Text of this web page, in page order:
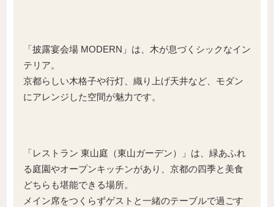
「披露宴会場 MODERN」は、木が息づくシックなイン
テリア。
京都らしい木格子や行灯、織り上げ天井など、モダン
にアレンジした空間が魅力です。
「レストラン 東山庭（東山ガーデン）」は、緑あふれ
る庭園やオープンキッチンがあり、京都の四季と美食
どちらも堪能できる場所。
メイン席をつくらずゲストと一緒のテーブルで過ごす